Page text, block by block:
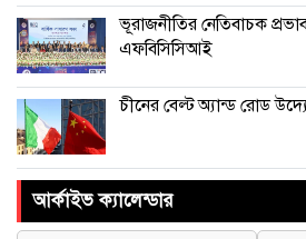
ভূরাজনীতির নেতিবাচক
এফবিসিসিআই
চীনের বেল্ট অ্যান্ড রোড
আর্কাইভ ক্যালেন্ডার